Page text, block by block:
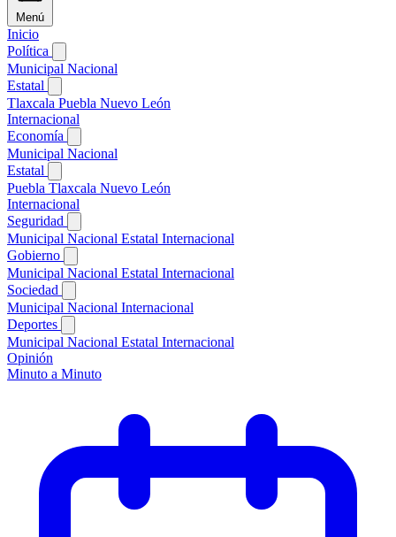
Menú
Inicio
Política
Municipal Nacional
Estatal
Tlaxcala Puebla Nuevo León
Internacional
Economía
Municipal Nacional
Estatal
Puebla Tlaxcala Nuevo León
Internacional
Seguridad
Municipal Nacional Estatal Internacional
Gobierno
Municipal Nacional Estatal Internacional
Sociedad
Municipal Nacional Internacional
Deportes
Municipal Nacional Estatal Internacional
Opinión
Minuto a Minuto